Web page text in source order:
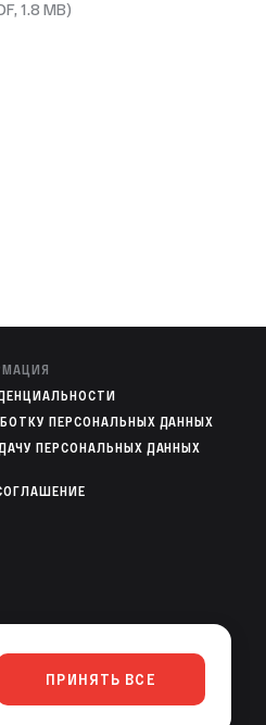
1.8 MB)
ПЕРСОНАЛЬНЫХ ДАННЫХ
ПЕРСОНАЛЬНЫХ ДАННЫХ
ПРИНЯТЬ ВСЕ